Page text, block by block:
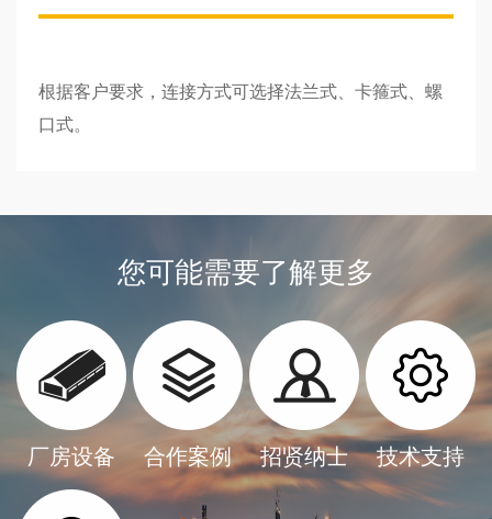
根据客户要求，连接方式可选择法兰式、卡箍式、螺
口式。
您可能需要了解更多
厂房设备 合作案例 招贤纳士 技术支持